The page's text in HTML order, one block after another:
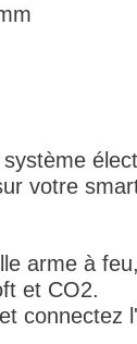
votre
arme à
et CO2.
connectez